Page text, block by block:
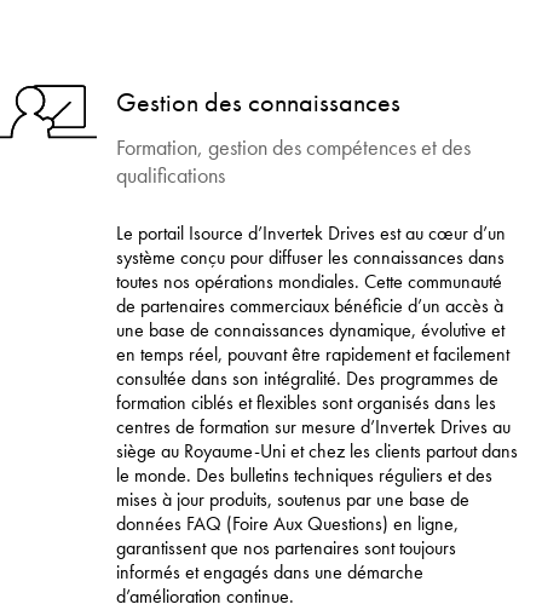
Gestion des connaissances
Formation, gestion des compétences et des
qualifications
Le portail Isource d’Invertek Drives est au cœur d’un
système conçu pour diffuser les connaissances dans
toutes nos opérations mondiales. Cette communauté
de partenaires commerciaux bénéficie d’un accès à
une base de connaissances dynamique, évolutive et
en temps réel, pouvant être rapidement et facilement
consultée dans son intégralité. Des programmes de
formation ciblés et flexibles sont organisés dans les
centres de formation sur mesure d’Invertek Drives au
siège au Royaume-Uni et chez les clients partout dans
le monde. Des bulletins techniques réguliers et des
mises à jour produits, soutenus par une base de
données FAQ (Foire Aux Questions) en ligne,
garantissent que nos partenaires sont toujours
informés et engagés dans une démarche
d’amélioration continue.